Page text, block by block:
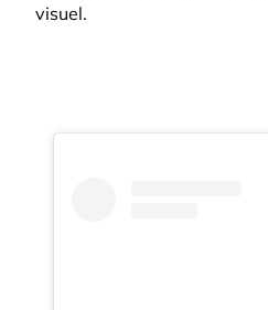
visuel.